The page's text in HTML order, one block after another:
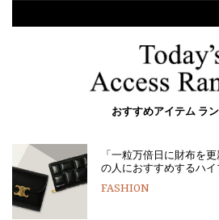
おすすめアイテム ラ
「一粒万倍日に財布を
の人におすすめするハ
FASHION